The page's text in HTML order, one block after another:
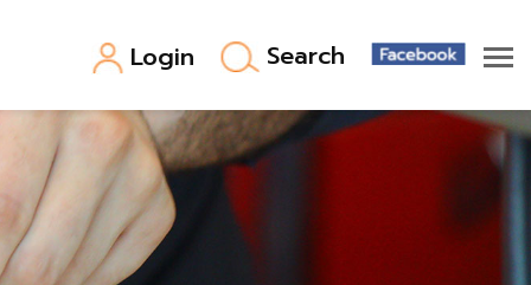
Login Search